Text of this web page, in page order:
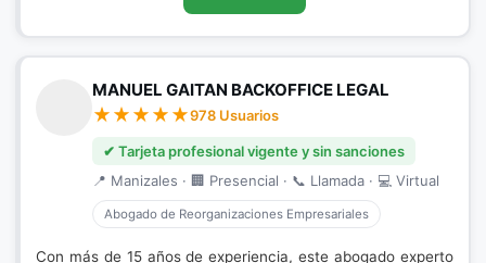
MANUEL GAITAN BACKOFFICE LEGAL
978 Usuarios
✔ Tarjeta profesional vigente y sin sanciones
📍 Manizales · 🏢 Presencial · 📞 Llamada · 💻 Virtual
Abogado de Reorganizaciones Empresariales
Con más de 15 años de experiencia, este abogado experto